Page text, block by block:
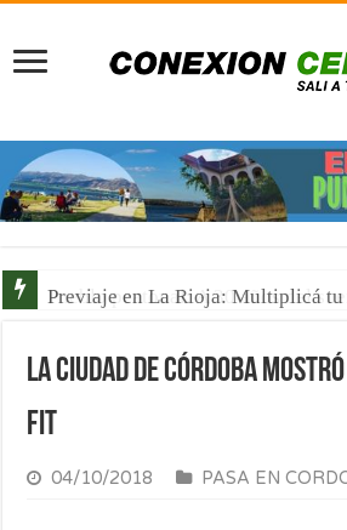
Previaje en La Rioja: Multiplicá
La ciudad de Córdoba
FIT
04/10/2018 PASA EN